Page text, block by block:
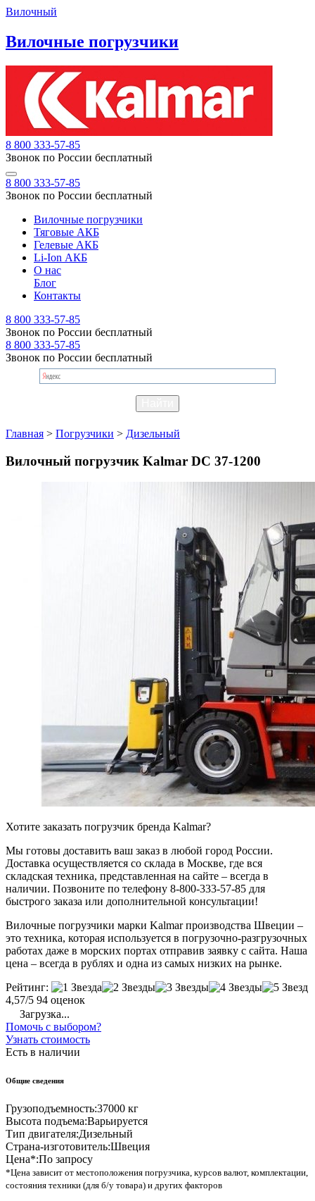
Вилочный
Вилочные погрузчики
8 800 333-57-85
Звонок по России бесплатный
8 800 333-57-85
Звонок по России бесплатный
Вилочные погрузчики
Тяговые АКБ
Гелевые АКБ
Li-Ion АКБ
О нас
Блог
Контакты
8 800 333-57-85
Звонок по России бесплатный
8 800 333-57-85
Звонок по России бесплатный
Главная > Погрузчики > Дизельный
Вилочный погрузчик Kalmar DC 37-1200
Хотите заказать погрузчик бренда Kalmar?
Мы готовы доставить ваш заказ в любой город России.
Доставка осуществляется со склада в Москве, где вся
складская техника, представленная на сайте – всегда в
наличии. Позвоните по телефону 8-800-333-57-85 для
быстрого заказа или дополнительной консультации!
Вилочные погрузчики марки Kalmar производства Швеции –
это техника, которая используется в погрузочно-разгрузочных
работах даже в морских портах отправив заявку с сайта. Наша
цена – всегда в рублях и одна из самых низких на рынке.
Рейтинг:
4,57/5 94 оценок
Загрузка...
Помочь с выбором?
Узнать стоимость
Есть в наличии
Общие сведения
Грузоподъемность:37000 кг
Высота подъема:Варьируется
Тип двигателя:Дизельный
Страна-изготовитель:Швеция
Цена*:По запросу
*Цена зависит от местоположения погрузчика, курсов валют, комплектации,
состояния техники (для б/у товара) и других факторов